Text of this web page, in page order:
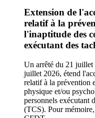
Extension de
relatif à la
l'inaptitude des
exécutant des
Un arrêté du 21
juillet 2026, étend
relatif à la prévention
physique et/ou
personnels exécutant
(TCS). Pour